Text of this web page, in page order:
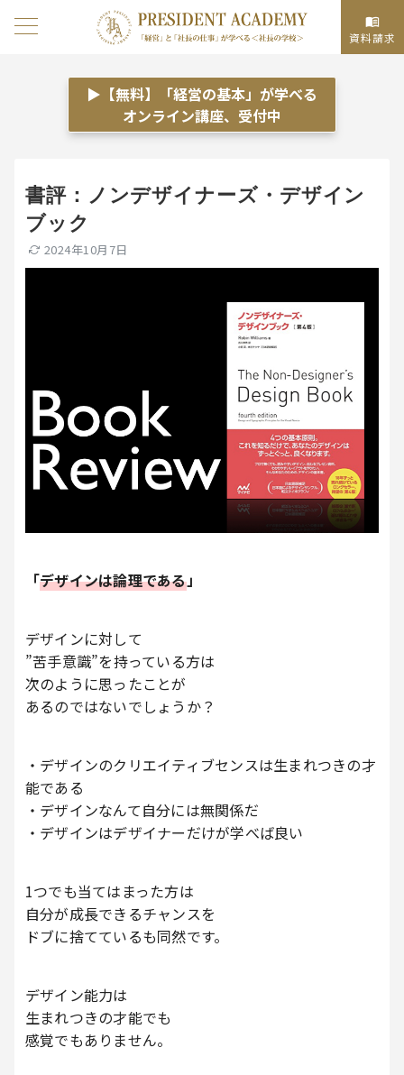
資料請求
▶【無料】「経営の基本」が学べる
オンライン講座、受付中
書評：ノンデザイナーズ・デザイン
ブック
2024年10月7日
「デザインは論理である」
デザインに対して
”苦手意識”を持っている方は
次のように思ったことが
あるのではないでしょうか？
・デザインのクリエイティブセンスは生まれつきの才
能である
・デザインなんて自分には無関係だ
・デザインはデザイナーだけが学べば良い
1つでも当てはまった方は
自分が成長できるチャンスを
ドブに捨てているも同然です。
デザイン能力は
生まれつきの才能でも
感覚でもありません。